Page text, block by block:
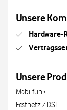
Unsere
Hardware-
Unsere
Mobilfunk
Festnetz / DSL